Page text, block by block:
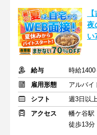
夜
い
給与
雇用形態
アルバイ
シフト
週3日以
アクセス
幡ケ谷駅
徒歩13分